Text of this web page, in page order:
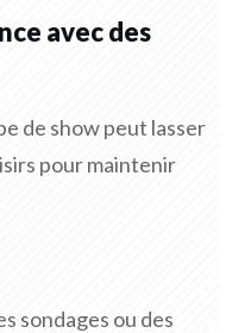
avec des
de show peut lasser
pour maintenir
sondages ou des